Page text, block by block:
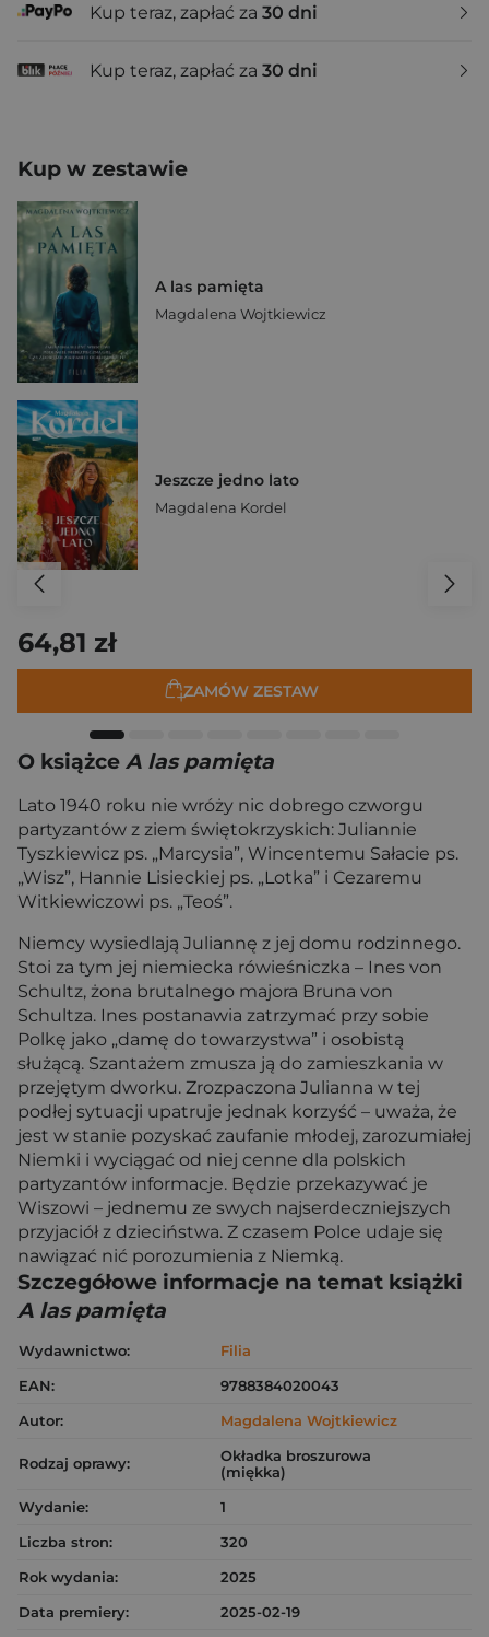
Kup teraz, zapłać za 30 dni
Kup teraz, zapłać za 30 dni
Kup w zestawie
A las pamięta
Magdalena Wojtkiewicz
Jeszcze jedno lato
Magdalena Kordel
64,81 zł
ZAMÓW ZESTAW
O książce A las pamięta
Lato 1940 roku nie wróży nic dobrego czworgu
partyzantów z ziem świętokrzyskich: Juliannie
Tyszkiewicz ps. „Marcysia”, Wincentemu Sałacie ps.
„Wisz”, Hannie Lisieckiej ps. „Lotka” i Cezaremu
Witkiewiczowi ps. „Teoś”.
Niemcy wysiedlają Juliannę z jej domu rodzinnego.
Stoi za tym jej niemiecka rówieśniczka – Ines von
Schultz, żona brutalnego majora Bruna von
Schultza. Ines postanawia zatrzymać przy sobie
Polkę jako „damę do towarzystwa” i osobistą
służącą. Szantażem zmusza ją do zamieszkania w
przejętym dworku. Zrozpaczona Julianna w tej
podłej sytuacji upatruje jednak korzyść – uważa, że
jest w stanie pozyskać zaufanie młodej, zarozumiałej
Niemki i wyciągać od niej cenne dla polskich
partyzantów informacje. Będzie przekazywać je
Wiszowi – jednemu ze swych najserdeczniejszych
przyjaciół z dzieciństwa. Z czasem Polce udaje się
nawiązać nić porozumienia z Niemką.
Szczegółowe informacje na temat książki
A las pamięta
Wydawnictwo:
Filia
EAN:
9788384020043
Autor:
Magdalena Wojtkiewicz
Rodzaj oprawy:
Okładka broszurowa
(miękka)
Wydanie:
1
Liczba stron:
320
Rok wydania:
2025
Data premiery:
2025-02-19